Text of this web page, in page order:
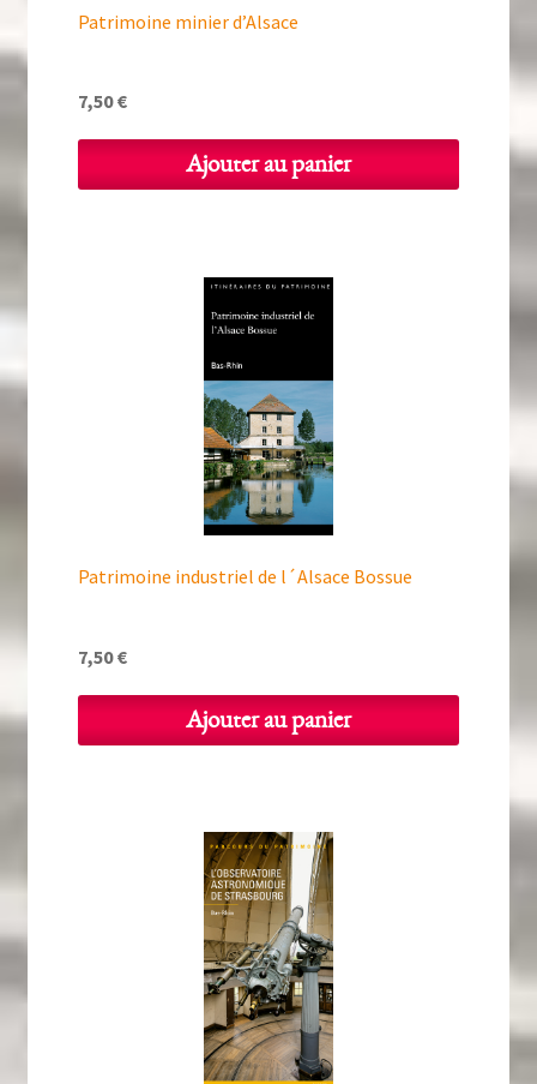
Patrimoine minier d’Alsace
7,50€
Ajouter au panier
Patrimoine industriel de l´Alsace Bossue
7,50€
Ajouter au panier